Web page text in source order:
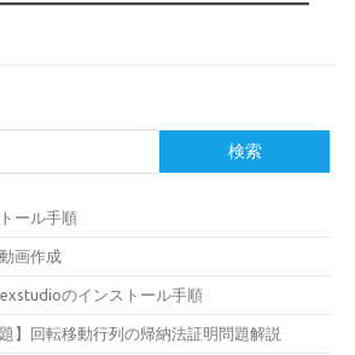
検索
ール手順
画作成
のインストール手順
】回転移動行列の帰納法証明問題解説